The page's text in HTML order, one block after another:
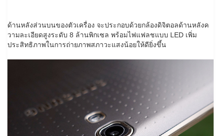
ด้านหลังส่วนบนของตัวเครื่อง จะประกอบด้วยกล้องดิจิตอลด้านหลังค
วามละเอียดสูงระดับ 8 ล้านพิกเซล พร้อมไฟแฟลชแบบ LED เพิ่ม
ประสิทธิภาพในการถ่ายภาพสภาวะแสงน้อยให้ดียิ่งขึ้น